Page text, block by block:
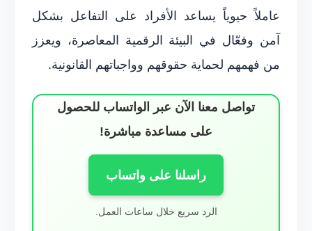
عاملاً حيوياً يساعد الأفراد على التفاعل بشكل
آمن وفعّال في البيئة الرقمية المعاصرة، ويعزز
من فهمهم لحماية حقوقهم وواجباتهم القانونية.
تواصل معنا الآن عبر الواتساب للحصول
على مساعدة مباشرة!
راسلنا على واتساب
الرد سريع خلال ساعات العمل.